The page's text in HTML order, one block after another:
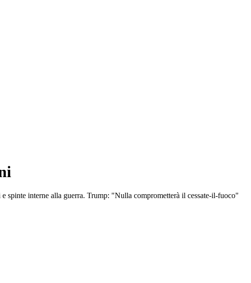
spinte interne alla guerra. Trump: "Nulla comprometterà il cessate-il-fuoco"